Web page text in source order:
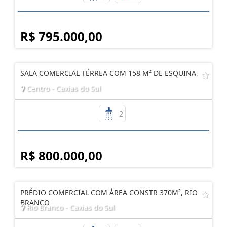
R$ 795.000,00
SALA COMERCIAL TÉRREA COM 158 M² DE ESQUINA,
Centro - Caxias do Sul
2
R$ 800.000,00
PRÉDIO COMERCIAL COM ÁREA CONSTR 370M², RIO
BRANCO
Rio Branco - Caxias do Sul